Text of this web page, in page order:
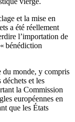
et la mise en
a été réellement
l’importation de
bénédiction
du monde, y compris
et les
la Commission
européennes en
que les États